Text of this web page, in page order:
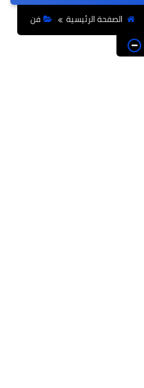
الرياضة
حوادث وقضايا
الصفحة الرئيسية
فن